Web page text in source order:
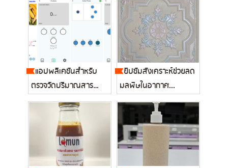
แอปพลิเคชันสำหรับ
ตรวจวัดปริมาณสาร
กำจัดแมลงชนิ...
ยิปซัมสังเคราะห์ช่วยลด
มลพิษในอากาศ...